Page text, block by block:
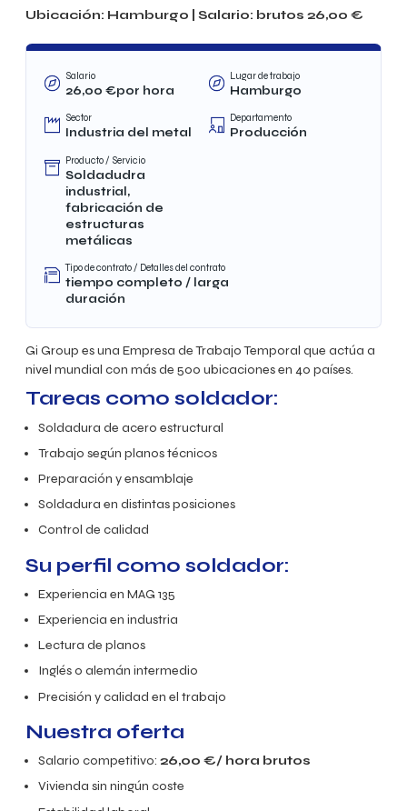
Ubicación: Hamburgo | Salario: brutos 26,00 €
Salario
26,00 €por hora
Lugar de trabajo
Hamburgo
Sector
Industria del metal
Departamento
Producción
Producto / Servicio
Soldadudra
industrial,
fabricación de
estructuras
metálicas
Tipo de contrato / Detalles del contrato
tiempo completo / larga
duración
Gi Group es una Empresa de Trabajo Temporal que actúa a
nivel mundial con más de 500 ubicaciones en 40 países.
Tareas como soldador:
Soldadura de acero estructural
Trabajo según planos técnicos
Preparación y ensamblaje
Soldadura en distintas posiciones
Control de calidad
Su perfil como soldador:
Experiencia en MAG 135
Experiencia en industria
Lectura de planos
Inglés o alemán intermedio
Precisión y calidad en el trabajo
Nuestra oferta
Salario competitivo:26,00 €/ hora brutos
Vivienda sin ningún coste